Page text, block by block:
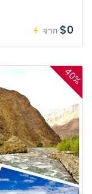
จาก $0
40%